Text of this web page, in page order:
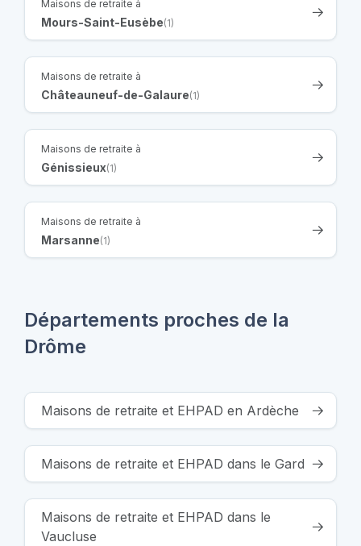
Maisons de retraite à
Mours-Saint-Eusèbe(1)
Maisons de retraite à
Châteauneuf-de-Galaure(1)
Maisons de retraite à
Génissieux(1)
Maisons de retraite à
Marsanne(1)
Départements proches de la
Drôme
Maisons de retraite et EHPAD en Ardèche
Maisons de retraite et EHPAD dans le Gard
Maisons de retraite et EHPAD dans le
Vaucluse